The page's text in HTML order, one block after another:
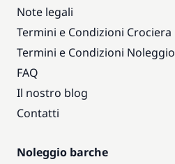
Note legali
Termini e Condizioni Crociera
Termini e Condizioni Noleggio
FAQ
Il nostro blog
Contatti
Noleggio barche